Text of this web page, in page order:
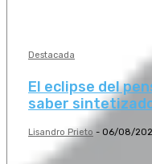
Destacada
El eclipse del
saber
Lisandro Prieto - 06/08/